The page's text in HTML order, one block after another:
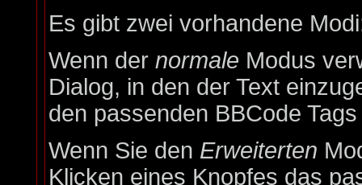
Es gibt zwei vorhandene
Wenn der normale Modus
Dialog, in den der Text
den passenden BBCode
Wenn Sie den Erweiterten
Klicken eines Knopfes das